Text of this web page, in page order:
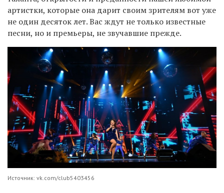
артистки, которые она дарит своим зрителям вот уже
не один десяток лет. Вас ждут не только известные
песни, но и премьеры, не звучавшие прежде.
Источник: vk.com/club5403456